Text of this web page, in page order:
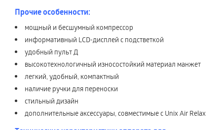
Прочие особенности:
мощный и бесшумный компрессор
информативный LCD-дисплей с подстветкой
удобный пульт Д
высокотехнологичный износостойкий материал манжет
легкий, удобный, компактный
наличие ручки для переноски
стильный дизайн
дополнительные аксессуары, совместимые с Unix Air Relax